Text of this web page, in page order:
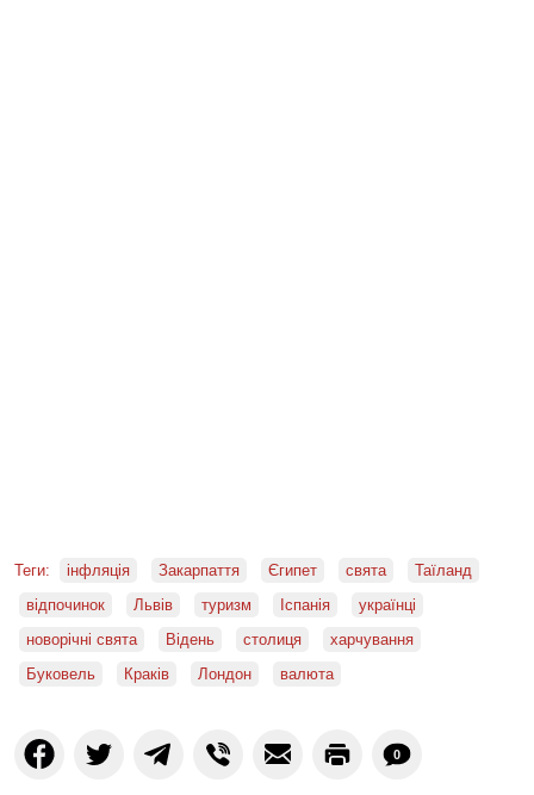
Теги: інфляція Закарпаття Єгипет свята
Таїланд
відпочинок
Львів туризм Іспанія
українці
новорічні свята
Відень столиця
харчування
Буковель
Краків Лондон валюта
0